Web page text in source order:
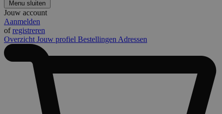
Menu sluiten
Jouw account
Aanmelden
ofregistreren
Overzicht Jouw profiel Bestellingen Adressen